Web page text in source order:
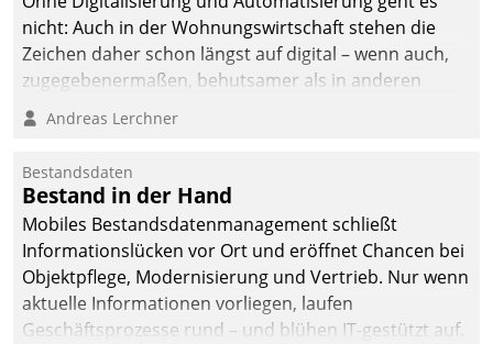
die Bereitschaft, sich zu überprüfen, zu hinterfragen
und zu verändern.
nicht: Auch in der Wohnungswirtschaft stehen die
Zeichen daher schon längst auf digital – wenn auch,
zugegebenermaßen, behutsamer als in anderen
Branchen.
Andreas Lerchner
Bestandsdaten
Bestand in der Hand
Mobiles Bestandsdatenmanagement schließt
Informationslücken vor Ort und eröffnet Chancen bei
Objektpflege, Modernisierung und Vertrieb. Nur wenn
aktuelle Informationen vorliegen, laufen
Geschäftsprozesse rund – und blühen IT-gestützt auf.